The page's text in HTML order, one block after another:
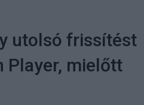
utolsó frissítést
Player, mielőtt